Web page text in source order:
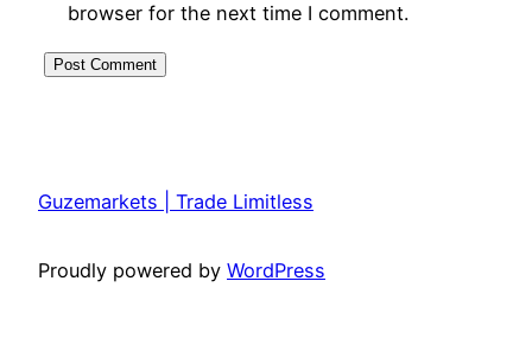
browser for the next time I comment.
Guzemarkets | Trade Limitless
Proudly powered by WordPress